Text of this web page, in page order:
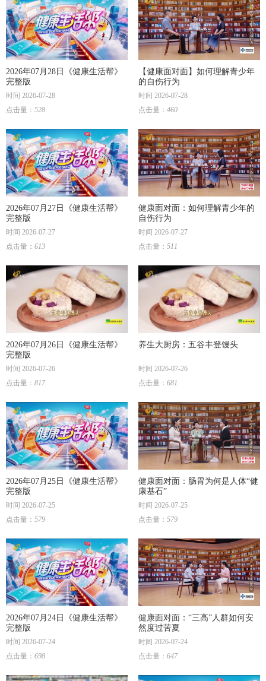
2026年07月28日《健康生活帮》
完整版
时间 2026-07-28
点击量： 528
【健康面对面】如何理解青少年
的自伤行为
时间 2026-07-28
点击量： 460
2026年07月27日《健康生活帮》
完整版
时间 2026-07-27
点击量： 613
健康面对面：如何理解青少年的
自伤行为
时间 2026-07-27
点击量： 511
2026年07月26日《健康生活帮》
完整版
时间 2026-07-26
点击量： 817
养生大厨房：五谷丰登馒头
时间 2026-07-26
点击量： 681
2026年07月25日《健康生活帮》
完整版
时间 2026-07-25
点击量： 579
健康面对面：肠胃为何是人体“健
康基石”
时间 2026-07-25
点击量： 579
2026年07月24日《健康生活帮》
完整版
时间 2026-07-24
点击量： 698
健康面对面：“三高”人群如何安
然度过苦夏
时间 2026-07-24
点击量： 647